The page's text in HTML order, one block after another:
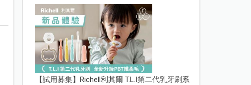
【試用募集】Richell利其爾 T.L.I第二代乳牙刷系